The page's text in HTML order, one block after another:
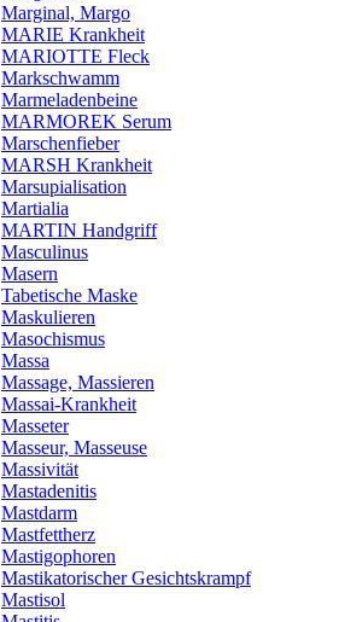
Marginal, Margo
MARIE Krankheit
MARIOTTE Fleck
Markschwamm
Marmeladenbeine
MARMOREK Serum
Marschenfieber
MARSH Krankheit
Marsupialisation
Martialia
MARTIN Handgriff
Masculinus
Masern
Tabetische Maske
Maskulieren
Masochismus
Massa
Massage, Massieren
Massai-Krankheit
Masseter
Masseur, Masseuse
Massivität
Mastadenitis
Mastdarm
Mastfettherz
Mastigophoren
Mastikatorischer Gesichtskrampf
Mastisol